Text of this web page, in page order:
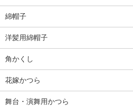
綿帽子
洋髪用綿帽子
角かくし
花嫁かつら
舞台・演舞用かつら